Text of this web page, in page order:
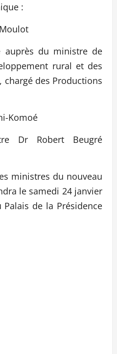
:
auprès du ministre de
rural et des
chargé des Productions
Komoé
Dr Robert Beugré
ministres du nouveau
le samedi 24 janvier
Palais de la Présidence